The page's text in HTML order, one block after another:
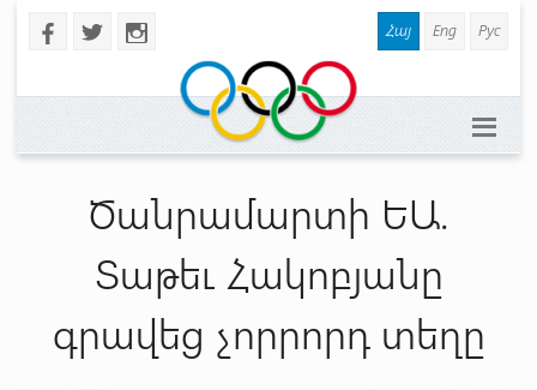
b a x Հայ Eng Рус
Ծանրամարտի ԵԱ.
Տաթեւ Հակոբյանը
գրավեց չորրորդ տեղը